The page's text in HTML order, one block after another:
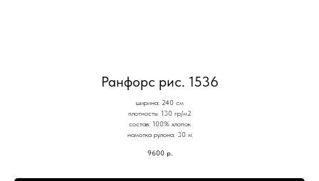
Ранфорс рис. 1536
ширина: 240 см
плотность: 130 гр/м2
состав: 100% хлопок
намотка рулона: 30 м
9600 р.